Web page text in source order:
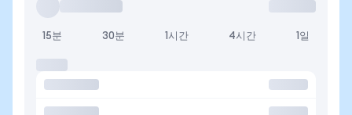
15분 30분 1시간 4시간 1일